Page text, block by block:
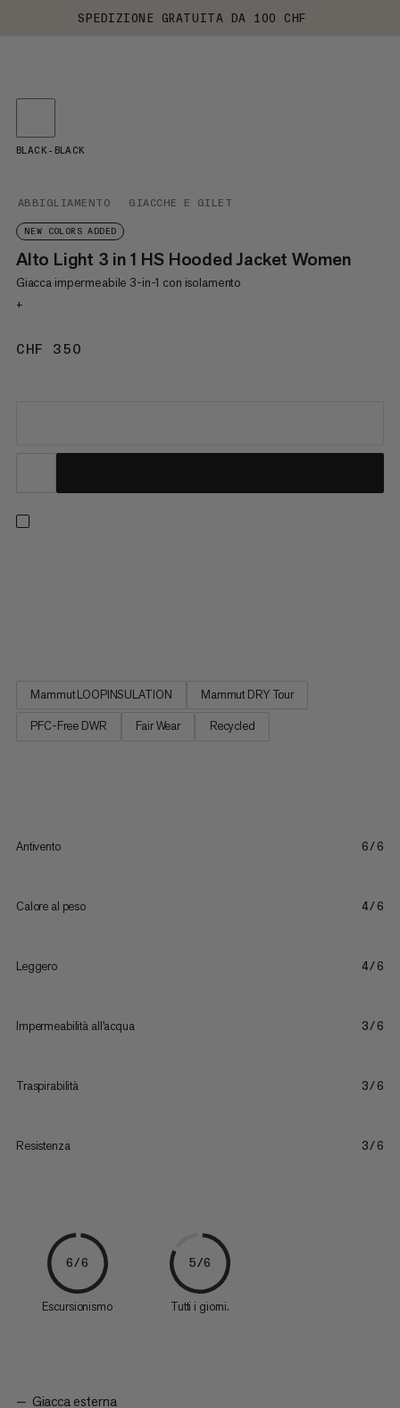
SPEDIZIONE GRATUITA DA 100 CHF
ABBIGLIAMENTO GIACCHE E GILET
NEW COLORS ADDED
Alto Light 3 in 1 HS Hooded Jacket Women
Giacca impermeabile 3-in-1 con isolamento
+
CHF 350
BLACK-BLACK
Mammut LOOPINSULATION Mammut DRY Tour
PFC-Free DWR Fair Wear Recycled
Antivento 6/6
Calore al peso 4/6
Leggero 4/6
Impermeabilità all'acqua 3/6
Traspirabilità 3/6
Resistenza 3/6
6/6
Escursionismo
5/6
Tutti i giorni.
Giacca esterna